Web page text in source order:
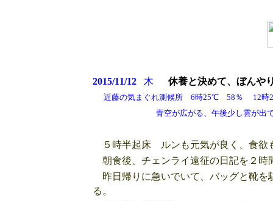
2015/11/12木 休養と決めて、ぼんや
近藤の気まぐれ測候所 6時25℃ 58％
青空が広がる、午後少し雲が出て風
５時半起床 ルンも元気が良く、食欲
朝食後、チェンライ遠征の日記を２時
昨日帰りに急いでいて、バッグと靴を
る。